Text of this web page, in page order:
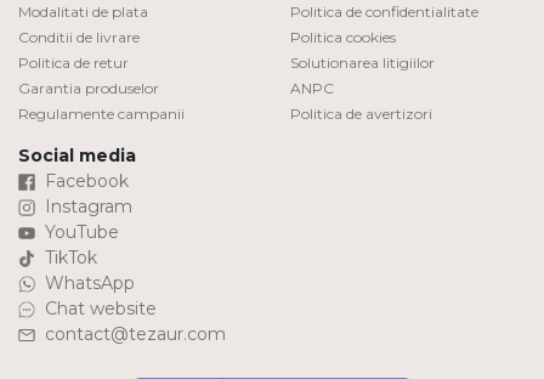
Modalitati de plata
Conditii de livrare
Politica de retur
Garantia produselor
Regulamente campanii
Politica de confidentialitate
Politica cookies
Solutionarea litigiilor
ANPC
Politica de avertizori
Social media
Facebook
Instagram
YouTube
TikTok
WhatsApp
Chat website
contact@tezaur.com